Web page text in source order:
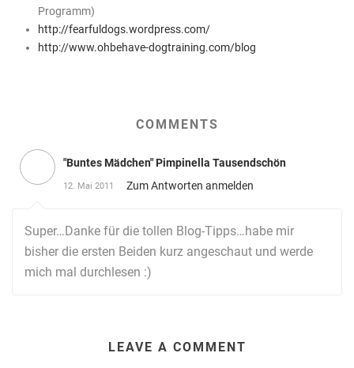
Programm)
http://fearfuldogs.wordpress.com/
http://www.ohbehave-dogtraining.com/blog
COMMENTS
"Buntes Mädchen" Pimpinella Tausendschön
12. Mai 2011 Zum Antworten anmelden
Super…Danke für die tollen Blog-Tipps…habe mir
bisher die ersten Beiden kurz angeschaut und werde
mich mal durchlesen :)
LEAVE A COMMENT